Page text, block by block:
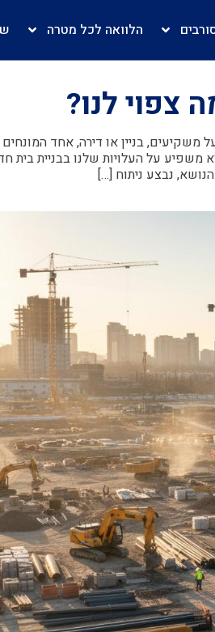
הלוואה לכל מטרה
צפוי לנו?
בניין או דירה, אחד המונחים
על העלויות שלנו בבניית בית
נבצע ניתוח […]